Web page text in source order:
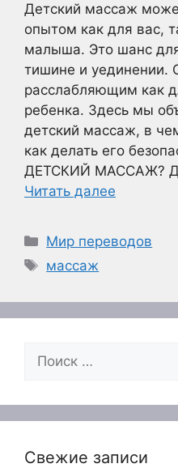
Детский массаж
опытом как для вас,
малыша. Это шанс
тишине и уединении.
расслабляющим как
ребенка. Здесь мы
детский массаж, в
как делать его
ДЕТСКИЙ МАССАЖ?
Читать далее
Рубрики
Мир переводов
Метки
массаж
Поиск:
Свежие записи